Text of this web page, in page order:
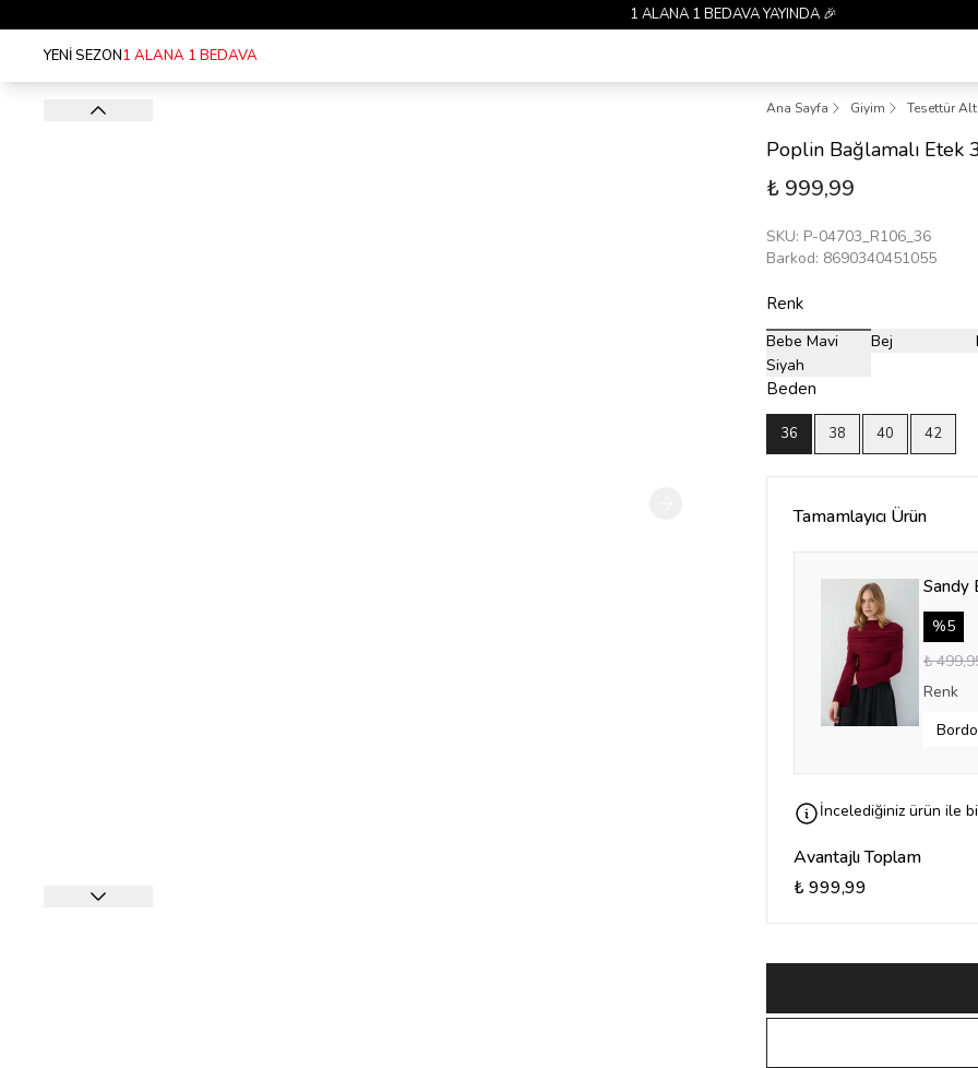
1 ALANA 1 BEDAVA YAYINDA 🎉
YENİ SEZON1 ALANA 1 BEDAVA
Ana Sayfa Giyim Tesettür
Poplin Bağlamalı Etek
₺ 999,99
SKU: P-04703_R106_36
Barkod: 8690340451055
Renk
Bebe Mavi Bej
Siyah
Beden
36 38 40 42
Tamamlayıcı Ürün
Sandy
%5
₺
Renk
İncelediğiniz ürün ile
Avantajlı Toplam
₺ 999,99